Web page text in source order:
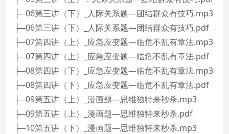
├─06第三讲（下）_人际关系题—团结群众有技巧.mp3
├─06第三讲（下）_人际关系题—团结群众有技巧.pdf
├─07第四讲（上）_应急应变题—临危不乱有章法.mp3
├─07第四讲（上）_应急应变题—临危不乱有章法.pdf
├─08第四讲（下）_应急应变题—临危不乱有章法.mp3
├─08第四讲（下）_应急应变题—临危不乱有章法.pdf
├─09第五讲（上）_漫画题—思维独特来秒杀.mp3
├─09第五讲（上）_漫画题—思维独特来秒杀.pdf
├─10第五讲（下）_漫画题—思维独特来秒杀.mp3